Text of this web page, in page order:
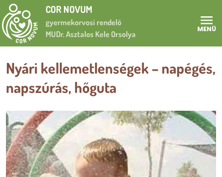
Ugrás a tartalomra
COR NOVUM
gyermekorvosi rendelő
MUDr. Asztalos Kele Orsolya
MENÜ
Nyári kellemetlenségek – napégés,
napszúrás, hőguta